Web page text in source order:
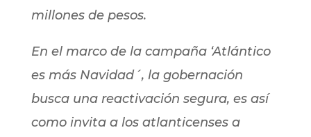
millones de pesos.
En el marco de la campaña ‘Atlántico
es más Navidad´, la gobernación
busca una reactivación segura, es así
como invita a los atlanticenses a